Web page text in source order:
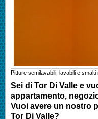
Pitture semilavabili, lavabili e smalti
Sei di Tor Di Valle e
appartamento,
Vuoi avere un nostro
Tor Di Valle?